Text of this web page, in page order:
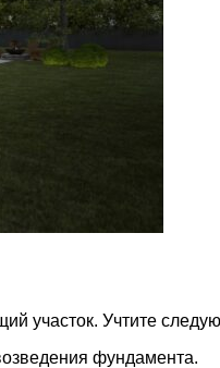
участок. Учтите
фундамента.